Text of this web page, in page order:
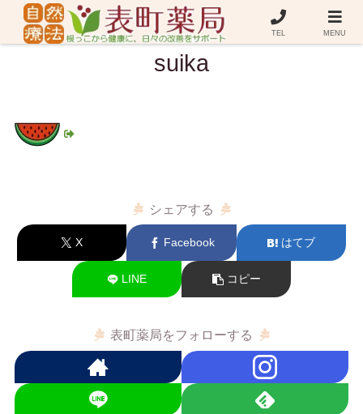
suika
シェアする
X Facebook はてブ
LINE コピー
表町薬局をフォローする
TEL MENU